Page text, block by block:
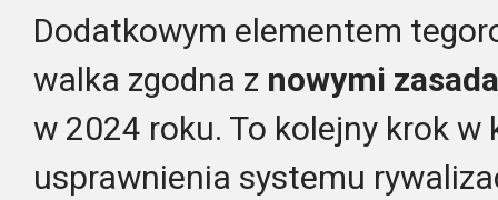
Dodatkowym elementem
walka zgodna z nowymi
w 2024 roku. To kolejny krok
usprawnienia systemu